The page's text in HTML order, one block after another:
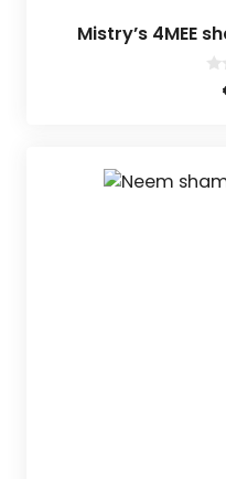
Mistry’s 4MEE